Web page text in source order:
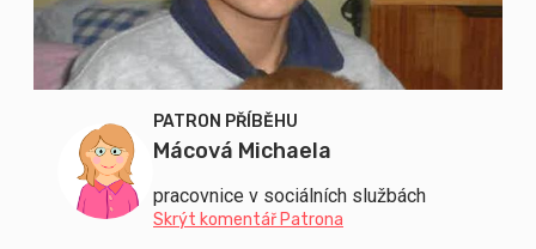
PATRON PŘÍBĚHU
Mácová Michaela
pracovnice v sociálních službách
Skrýt komentář Patrona